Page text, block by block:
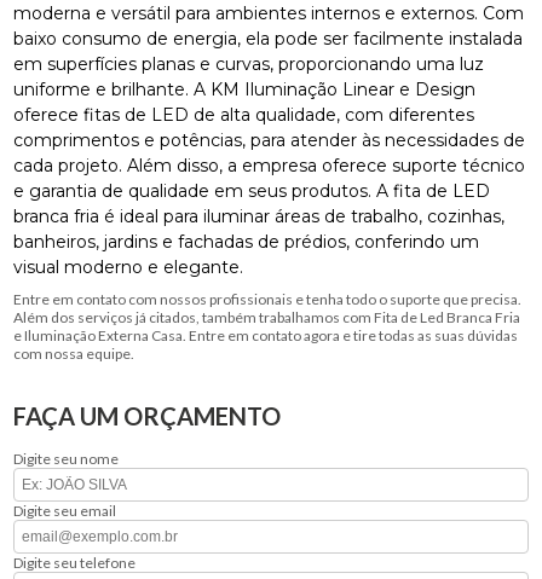
moderna e versátil para ambientes internos e externos. Com
baixo consumo de energia, ela pode ser facilmente instalada
em superfícies planas e curvas, proporcionando uma luz
uniforme e brilhante. A KM Iluminação Linear e Design
oferece fitas de LED de alta qualidade, com diferentes
comprimentos e potências, para atender às necessidades de
cada projeto. Além disso, a empresa oferece suporte técnico
e garantia de qualidade em seus produtos. A fita de LED
branca fria é ideal para iluminar áreas de trabalho, cozinhas,
banheiros, jardins e fachadas de prédios, conferindo um
visual moderno e elegante.
Entre em contato com nossos profissionais e tenha todo o suporte que precisa.
Além dos serviços já citados, também trabalhamos com Fita de Led Branca Fria
e Iluminação Externa Casa. Entre em contato agora e tire todas as suas dúvidas
com nossa equipe.
FAÇA UM ORÇAMENTO
Digite seu nome
Digite seu email
Digite seu telefone